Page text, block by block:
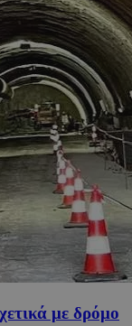
με δρόμο